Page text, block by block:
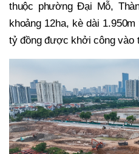
thuộc phường Đại Mỗ,
khoảng 12ha, kè dài
tỷ đồng được khởi công vào